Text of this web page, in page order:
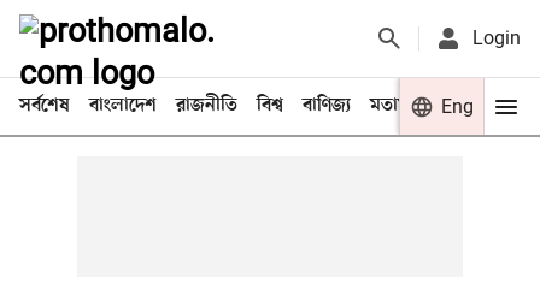
Login
সর্বশেষ বাংলাদেশ রাজনীতি বিশ্ব বাণিজ্য মতামত খেলা
Eng